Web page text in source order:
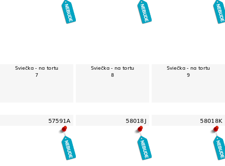
Sviečka - na tortu
7
Sviečka - na tortu
8
Sviečka - na tortu
9
57591A 58018J 58018K